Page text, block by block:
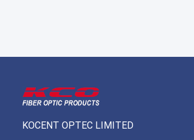
KOCENT OPTEC LIMITED